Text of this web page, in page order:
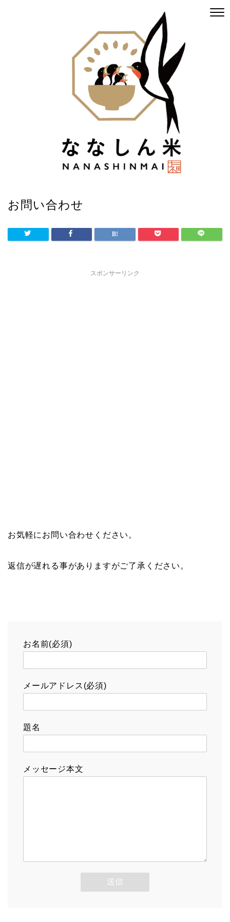
お問い合わせ
スポンサーリンク
お気軽にお問い合わせください。
返信が遅れる事がありますがご了承ください。
お名前(必須)
メールアドレス(必須)
題名
メッセージ本文